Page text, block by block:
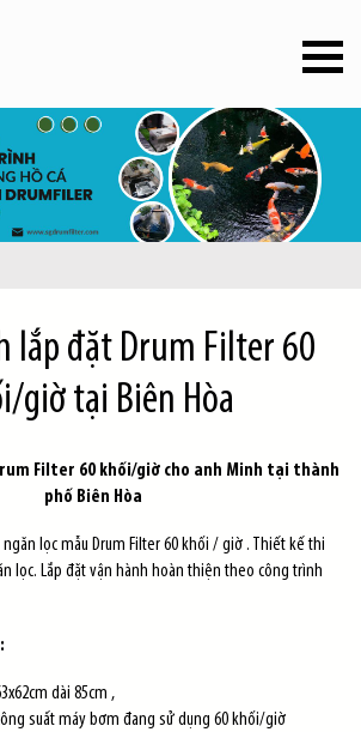
lắp đặt Drum Filter 60
giờ tại Biên Hòa
Filter 60 khối/giờ cho anh Minh tại thành
phố Biên Hòa
lọc mẫu Drum Filter 60 khối / giờ . Thiết kế thi
lọc. Lắp đặt vận hành hoàn thiện theo công trình
dài 85cm ,
suất máy bơm đang sử dụng 60 khối/giờ